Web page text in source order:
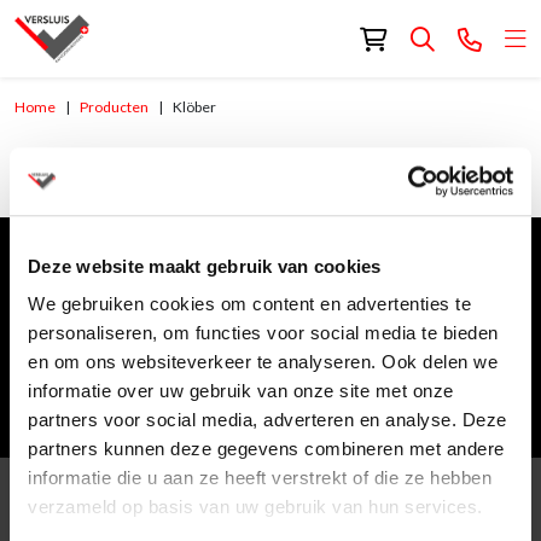
Deze website maakt gebruik van cookies
We gebruiken cookies om content en advertenties te
personaliseren, om functies voor social media te bieden
en om ons websiteverkeer te analyseren. Ook delen we
informatie over uw gebruik van onze site met onze
partners voor social media, adverteren en analyse. Deze
partners kunnen deze gegevens combineren met andere
informatie die u aan ze heeft verstrekt of die ze hebben
verzameld op basis van uw gebruik van hun services.
Home Producten Klöber
Klöber
Meld je aan voor de nieuwsbrief
E-mailadres*
Meld je aan voor de nieuwsbrief